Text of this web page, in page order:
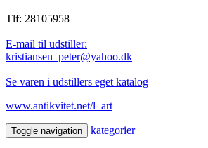
Tlf: 28105958
E-mail til udstiller:
kristiansen_peter@yahoo.dk
Se varen i udstillers eget katalog
www.antikvitet.net/l_art
Toggle navigation kategorier